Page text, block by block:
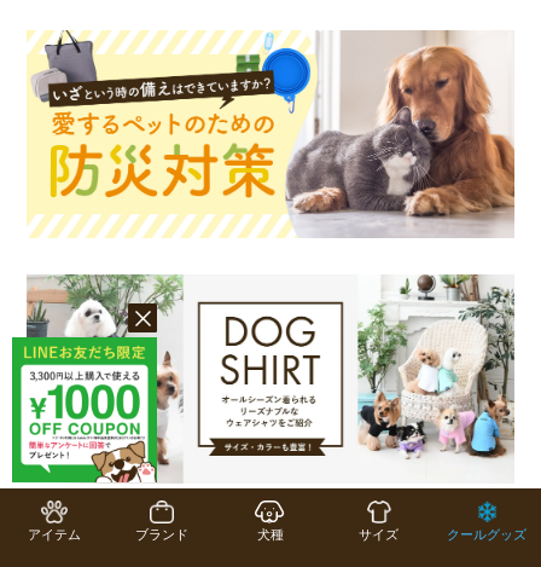
アイテム ブランド 犬種 サイズ クールグッズ